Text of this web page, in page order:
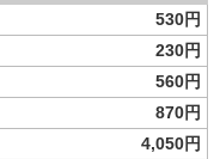
530円
230円
560円
870円
4,050円